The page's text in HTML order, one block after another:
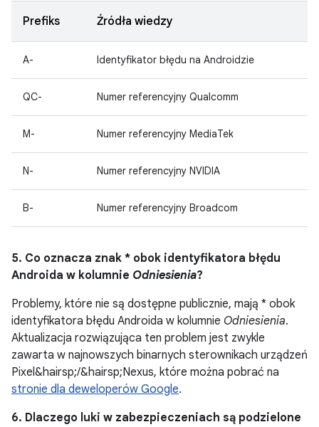
Prefiks Źródła wiedzy
A- Identyfikator błędu na Androidzie
QC- Numer referencyjny Qualcomm
M- Numer referencyjny MediaTek
N- Numer referencyjny NVIDIA
B- Numer referencyjny Broadcom
5. Co oznacza znak * obok identyfikatora błędu
Androida w kolumnie Odniesienia?
Problemy, które nie są dostępne publicznie, mają * obok
identyfikatora błędu Androida w kolumnie Odniesienia.
Aktualizacja rozwiązująca ten problem jest zwykle
zawarta w najnowszych binarnych sterownikach urządzeń
Pixel&hairsp;/&hairsp;Nexus, które można pobrać na
stronie dla deweloperów Google.
6. Dlaczego luki w zabezpieczeniach są podzielone